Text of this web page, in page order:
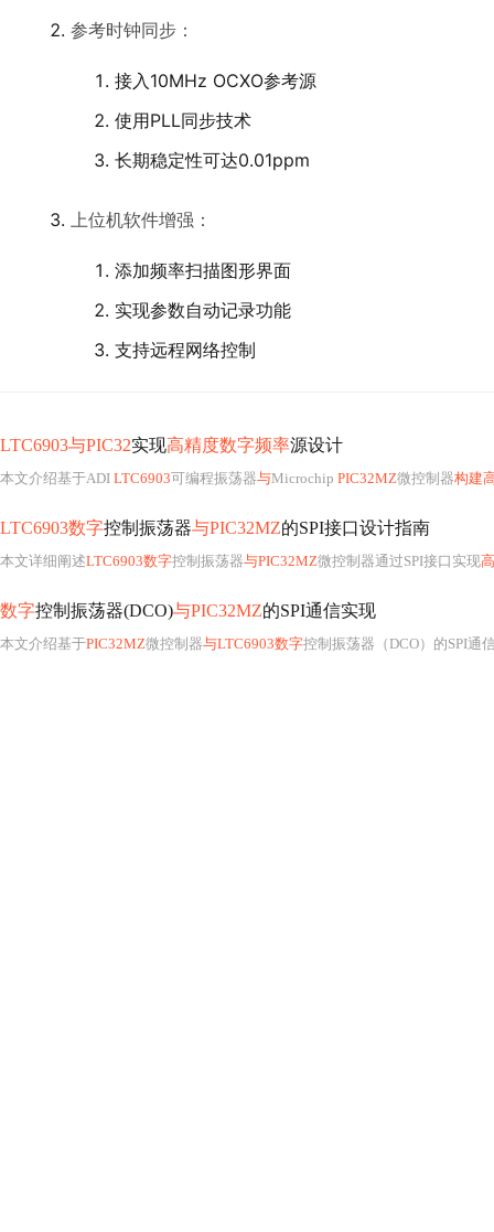
参考时钟同步：
接入10MHz OCXO参考源
使用PLL同步技术
长期稳定性可达0.01ppm
上位机软件增强：
添加频率扫描图形界面
实现参数自动记录功能
支持远程网络控制
LTC6903与PIC32实现高精度数字频率源设计
本文介绍基于ADI LTC6903可编程振荡器与Microchip PIC32MZ微控制器构建
LTC6903数字控制振荡器与PIC32MZ的SPI接口设计指南
本文详细阐述LTC6903数字控制振荡器与PIC32MZ微控制器通过SPI接口实现
数字控制振荡器(DCO)与PIC32MZ的SPI通信实现
本文介绍基于PIC32MZ微控制器与LTC6903数字控制振荡器（DCO）的SPI通信系统设计，涵盖